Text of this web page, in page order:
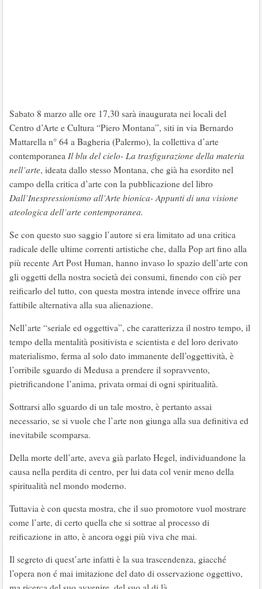
Sabato 8 marzo alle ore 17,30 sarà inaugurata nei locali del
Centro d’Arte e Cultura “Piero Montana”, siti in via Bernardo
Mattarella n° 64 a Bagheria (Palermo), la collettiva d’arte
contemporanea Il blu del cielo- La trasfigurazione della materia
nell’arte, ideata dallo stesso Montana, che già ha esordito nel
campo della critica d’arte con la pubblicazione del libro
Dall’Inespressionismo all’Arte bionica- Appunti di una visione
ateologica dell’arte contemporanea.
Se con questo suo saggio l’autore si era limitato ad una critica
radicale delle ultime correnti artistiche che, dalla Pop art fino alla
più recente Art Post Human, hanno invaso lo spazio dell’arte con
gli oggetti della nostra società dei consumi, finendo con ciò per
reificarlo del tutto, con questa mostra intende invece offrire una
fattibile alternativa alla sua alienazione.
Nell’arte “seriale ed oggettiva”, che caratterizza il nostro tempo, il
tempo della mentalità positivista e scientista e del loro derivato
materialismo, ferma al solo dato immanente dell’oggettività, è
l’orribile sguardo di Medusa a prendere il sopravvento,
pietrificandone l’anima, privata ormai di ogni spiritualità.
Sottrarsi allo sguardo di un tale mostro, è pertanto assai
necessario, se si vuole che l’arte non giunga alla sua definitiva ed
inevitabile scomparsa.
Della morte dell’arte, aveva già parlato Hegel, individuandone la
causa nella perdita di centro, per lui data col venir meno della
spiritualità nel mondo moderno.
Tuttavia è con questa mostra, che il suo promotore vuol mostrare
come l’arte, di certo quella che si sottrae al processo di
reificazione in atto, è ancora oggi più viva che mai.
Il segreto di quest’arte infatti è la sua trascendenza, giacché
l’opera non é mai imitazione del dato di osservazione oggettivo,